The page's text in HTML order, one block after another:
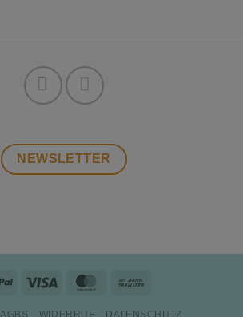
NEWSLETTER
PayPal Visa MasterCard